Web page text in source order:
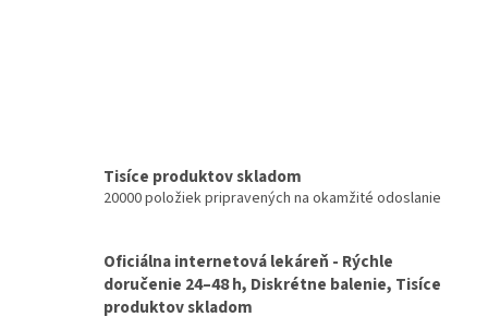
Tisíce produktov skladom
20000 položiek pripravených na okamžité odoslanie
Oficiálna internetová lekáreň - Rýchle
doručenie 24–48 h, Diskrétne balenie, Tisíce
produktov skladom